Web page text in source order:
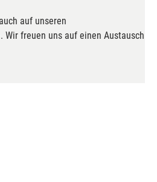
auf unseren
. Wir freuen uns auf einen Austausch